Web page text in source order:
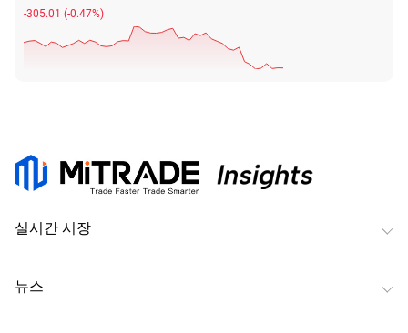
-304.94 (-0.47%)
실시간 시장
뉴스